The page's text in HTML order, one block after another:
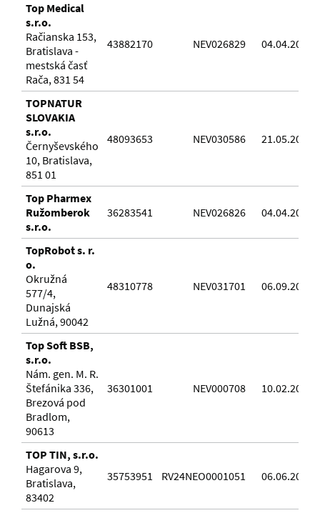
Top Medical
s.r.o.
Račianska 153,
Bratislava -
mestská časť
Rača, 831 54
43882170 NEV026829 04.04.2017
TOPNATUR
SLOVAKIA
s.r.o.
Černyševského
10, Bratislava,
851 01
48093653 NEV030586 21.05.2018
Top Pharmex
Ružomberok
s.r.o.
36283541 NEV026826 04.04.2017
TopRobot s. r.
o.
Okružná
577/4,
Dunajská
Lužná, 90042
48310778 NEV031701 06.09.2018
Top Soft BSB,
s.r.o.
Nám. gen. M. R.
Štefánika 336,
Brezová pod
Bradlom,
90613
36301001 NEV000708 10.02.2016
TOP TIN, s.r.o.
Hagarova 9,
Bratislava,
83402
35753951 RV24NEO0001051 06.06.2024